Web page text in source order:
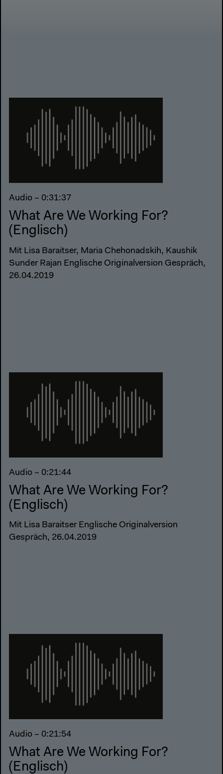
Audio – 0:31:37
What Are We Working For?
(Englisch)
Mit Lisa Baraitser, Maria Chehonadskih, Kaushik
Sunder Rajan Englische Originalversion Gespräch,
26.04.2019
Audio – 0:21:44
What Are We Working For?
(Englisch)
Mit Lisa Baraitser Englische Originalversion
Gespräch, 26.04.2019
Audio – 0:21:54
What Are We Working For?
(Englisch)